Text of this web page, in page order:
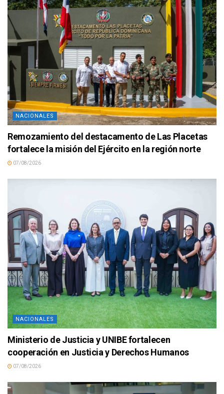
NACIONALES
Remozamiento del destacamento de Las Placetas
fortalece la misión del Ejército en la región norte
07/08/2026
NACIONALES
Ministerio de Justicia y UNIBE fortalecen
cooperación en Justicia y Derechos Humanos
07/08/2026